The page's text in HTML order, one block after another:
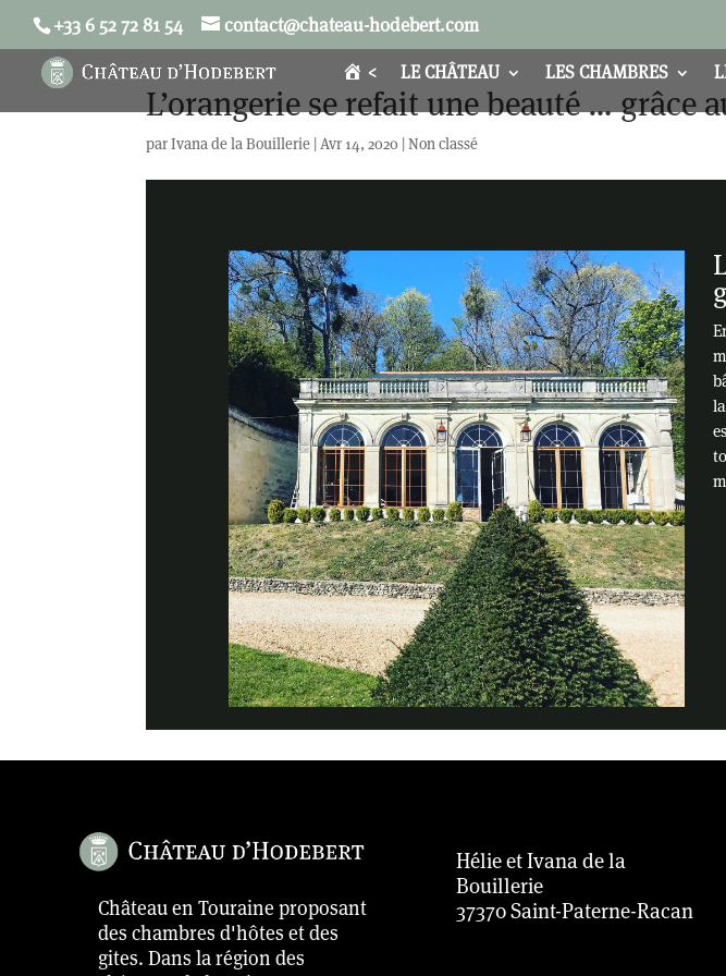
+33 6 52 72 81 54 contact@chateau-hodebert.com
< LE CHÂTEAU LES CHAMBRES
L’orangerie se refait une beauté … grâce
parIvana de la Bouillerie |Avr 14, 2020 |Non classé
Château en Touraine proposant
des chambres d'hôtes et des
gites. Dans la région des
Hélie et Ivana de la
Bouillerie
37370 Saint-Paterne-Racan